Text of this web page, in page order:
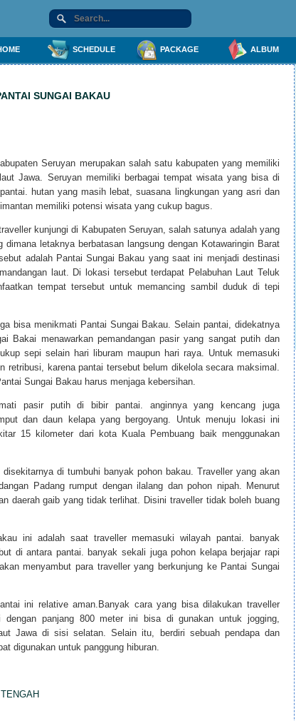
SCHEDULE PACKAGE ALBUM
SUNGAI BAKAU
Seruyan merupakan salah satu kabupaten yang memiliki
Jawa. Seruyan memiliki berbagai tempat wisata yang bisa di
hutan yang masih lebat, suasana lingkungan yang asri dan
memiliki potensi wisata yang cukup bagus.
kunjungi di Kabupaten Seruyan, salah satunya adalah yang
dimana letaknya berbatasan langsung dengan Kotawaringin Barat
adalah Pantai Sungai Bakau yang saat ini menjadi destinasi
laut. Di lokasi tersebut terdapat Pelabuhan Laut Teluk
tempat tersebut untuk memancing sambil duduk di tepi
bisa menikmati Pantai Sungai Bakau. Selain pantai, didekatnya
Bakai menawarkan pemandangan pasir yang sangat putih dan
sepi selain hari liburam maupun hari raya. Untuk memasuki
retribusi, karena pantai tersebut belum dikelola secara maksimal.
Sungai Bakau harus menjaga kebersihan.
pasir putih di bibir pantai. anginnya yang kencang juga
dan daun kelapa yang bergoyang. Untuk menuju lokasi ini
15 kilometer dari kota Kuala Pembuang baik menggunakan
di tumbuhi banyak pohon bakau. Traveller yang akan
Padang rumput dengan ilalang dan pohon nipah. Menurut
daerah gaib yang tidak terlihat. Disini traveller tidak boleh buang
ini adalah saat traveller memasuki wilayah pantai. banyak
di antara pantai. banyak sekali juga pohon kelapa berjajar rapi
menyambut para traveller yang berkunjung ke Pantai Sungai
ini relative aman.Banyak cara yang bisa dilakukan traveller
dengan panjang 800 meter ini bisa di gunakan untuk jogging,
Jawa di sisi selatan. Selain itu, berdiri sebuah pendapa dan
digunakan untuk panggung hiburan.